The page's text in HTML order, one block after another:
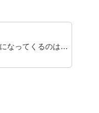
なってくるのは…